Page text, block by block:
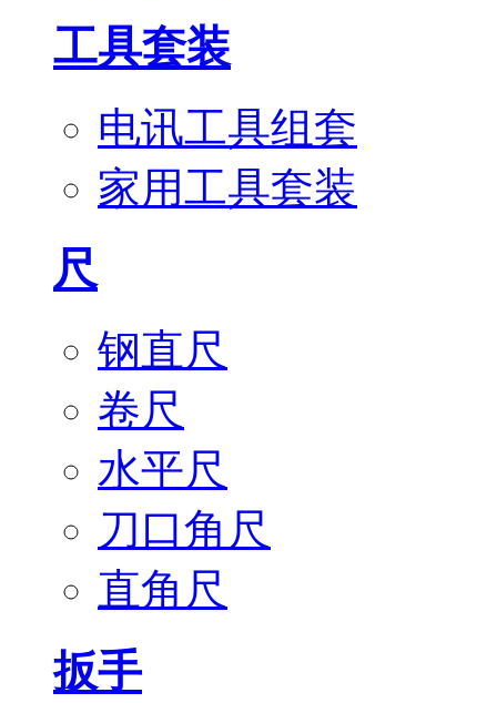
工具套装
电讯工具组套
家用工具套装
尺
钢直尺
卷尺
水平尺
刀口角尺
直角尺
扳手